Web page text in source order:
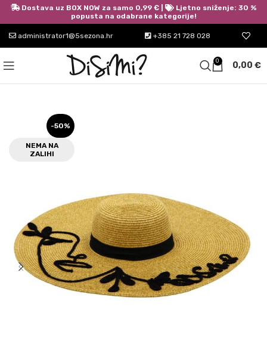
administrator1@5sezona.hr +385 21 728 028
0 0,00 €
-50%
NEMA NA
ZALIHI
Dostava uz BOX NOW za samo 0,99 € |
Ljetno sniženje: 30 %
popusta na odabrane kategorije!